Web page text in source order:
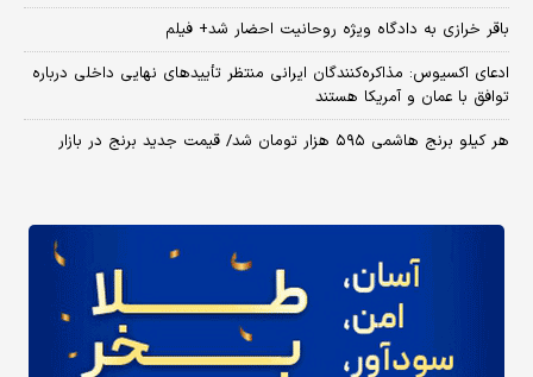
باقر خرازی به دادگاه ویژه روحانیت احضار شد+ فیلم
ادعای اکسیوس: مذاکره‌کنندگان ایرانی منتظر تأییدهای نهایی داخلی درباره
توافق با عمان و آمریکا هستند
هر کیلو برنج هاشمی ۵۹۵ هزار تومان شد/ قیمت جدید برنج در بازار